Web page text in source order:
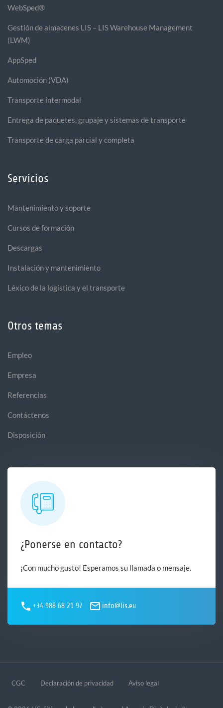
WebSped®
Gestión de almacenes LIS – LIS Warehouse Management
(LWM)
AppSped
Automoción (VDA)
Transporte intermodal
Entrega de paquetes, grupaje y sistemas de transporte
Transporte de carga parcial y completa
Servicios
Mantenimiento y soporte
Cursos de formación
Descargas
Instalación y mantenimiento
Léxico de la logística y el transporte
Otros temas
Empleo
Empresa
Referencias
Contáctenos
Disposición
¿Ponerse en contacto?
¡Con mucho gusto! Esperamos su llamada o mensaje.
+34 988 68 21 97 info@lis.eu
CGC Declaración de privacidad Aviso legal